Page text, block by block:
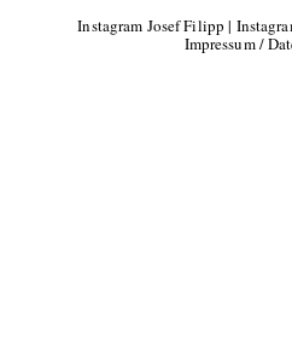
Instagram Josef Filipp |
Impressum /